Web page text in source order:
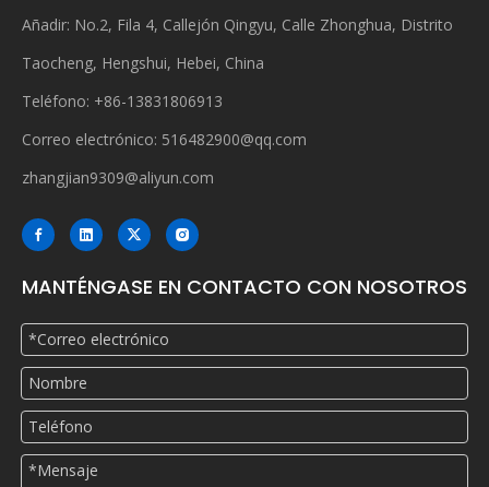
Añadir: No.2, Fila 4, Callejón Qingyu, Calle Zhonghua, Distrito
Taocheng, Hengshui, Hebei, China
Teléfono: +86-13831806913
Correo electrónico: 516482900@qq.com
zhangjian9309@aliyun.com
MANTÉNGASE EN CONTACTO CON NOSOTROS